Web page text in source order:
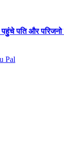
पहुुंचे पति और
Pal